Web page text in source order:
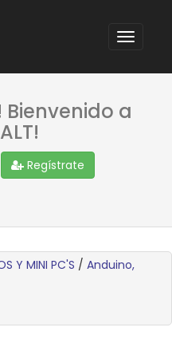
Bienvenido a
Regístrate
Y MINI PC'S / Anduino,